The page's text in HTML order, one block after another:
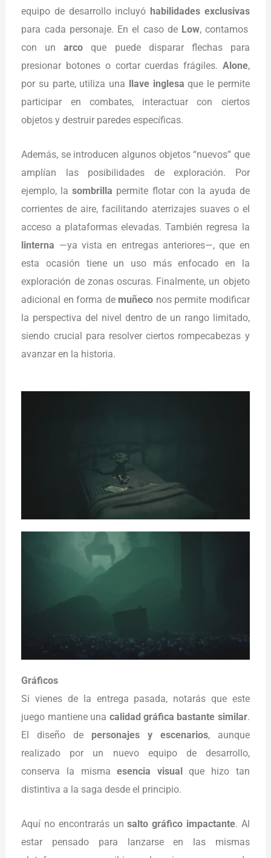
equipo de desarrollo incluyó habilidades exclusivas
para cada personaje. En el caso de Low, contamos
con unarco que puede disparar flechas para
presionar botones o cortar cuerdas frágiles. Alone,
por su parte, utiliza una
llave inglesa que le permite
participar en combates, interactuar con ciertos
objetos y destruir paredes específicas.
Además, se introducen algunos objetos “nuevos” que
amplían las posibilidades de exploración. Por
ejemplo, lasombrilla permite flotar con la ayuda de
corrientes de aire, facilitando aterrizajes suaves o el
acceso a plataformas elevadas. También regresa la
linterna —ya vista en entregas anteriores—, que en
esta ocasión tiene un uso más enfocado en la
exploración de zonas oscuras. Finalmente, un objeto
adicional en forma de muñeco nos permite modificar
la perspectiva del nivel dentro de un rango limitado,
siendo crucial para resolver ciertos rompecabezas y
avanzar en la historia.
Gráficos
Si vienes de la entrega pasada, notarás que este
juego mantiene una calidad gráfica bastante similar.
El diseño de personajes y escenarios, aunque
realizado por un nuevo equipo de desarrollo,
conserva la mismaesencia visual
que hizo tan
distintiva a la saga desde el principio.
Aquí no encontrarás unsalto gráfico impactante. Al
estar pensado para lanzarse en las mismas